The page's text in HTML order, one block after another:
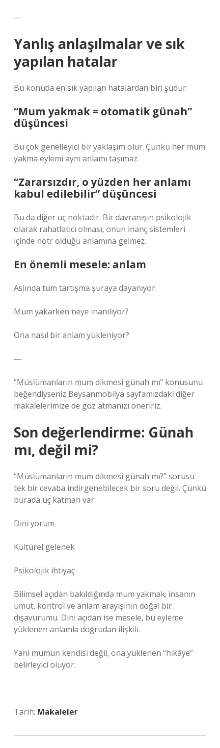
—
Yanlış anlaşılmalar ve sık
yapılan hatalar
Bu konuda en sık yapılan hatalardan biri şudur:
“Mum yakmak = otomatik günah”
düşüncesi
Bu çok genelleyici bir yaklaşım olur. Çünkü her mum
yakma eylemi aynı anlamı taşımaz.
“Zararsızdır, o yüzden her anlamı
kabul edilebilir” düşüncesi
Bu da diğer uç noktadır. Bir davranışın psikolojik
olarak rahatlatıcı olması, onun inanç sistemleri
içinde nötr olduğu anlamına gelmez.
En önemli mesele: anlam
Aslında tüm tartışma şuraya dayanıyor:
Mum yakarken neye inanılıyor?
Ona nasıl bir anlam yükleniyor?
—
“Müslümanların mum dikmesi günah mı” konusunu
beğendiyseniz Beysanmobilya sayfamızdaki diğer
makalelerimize de göz atmanızı öneririz.
Son değerlendirme: Günah
mı, değil mi?
“Müslümanların mum dikmesi günah mı?” sorusu
tek bir cevaba indirgenebilecek bir soru değil. Çünkü
burada üç katman var:
Dini yorum
Kültürel gelenek
Psikolojik ihtiyaç
Bilimsel açıdan bakıldığında mum yakmak; insanın
umut, kontrol ve anlam arayışının doğal bir
dışavurumu. Dini açıdan ise mesele, bu eyleme
yüklenen anlamla doğrudan ilişkili.
Yani mumun kendisi değil, ona yüklenen “hikâye”
belirleyici oluyor.
Tarih: Makaleler